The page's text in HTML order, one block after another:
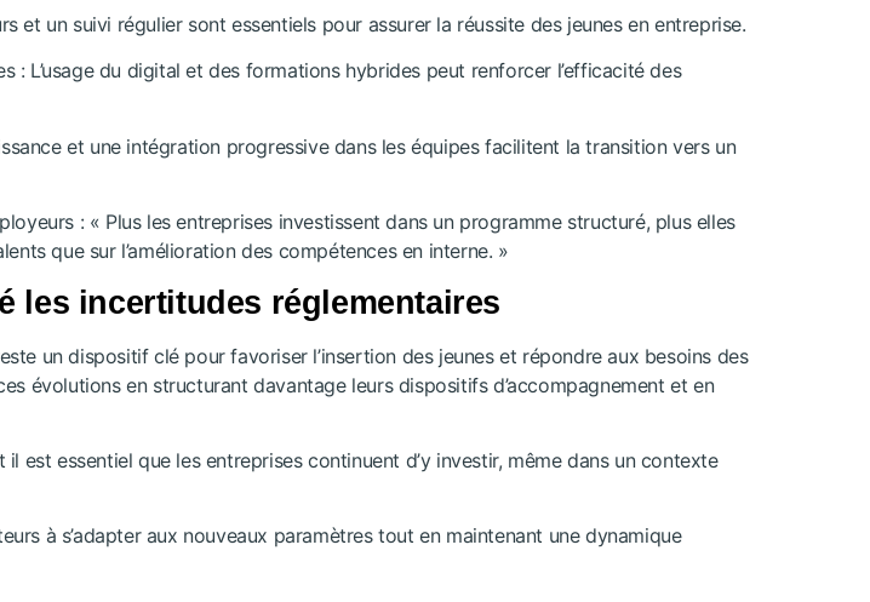
un suivi régulier sont essentiels pour assurer la réussite des jeunes en entreprise.
L’usage du digital et des formations hybrides peut renforcer l’efficacité des
et une intégration progressive dans les équipes facilitent la transition vers un
: « Plus les entreprises investissent dans un programme structuré, plus elles
que sur l’amélioration des compétences en interne. »
les incertitudes réglementaires
un dispositif clé pour favoriser l’insertion des jeunes et répondre aux besoins des
évolutions en structurant davantage leurs dispositifs d’accompagnement et en
est essentiel que les entreprises continuent d’y investir, même dans un contexte
à s’adapter aux nouveaux paramètres tout en maintenant une dynamique